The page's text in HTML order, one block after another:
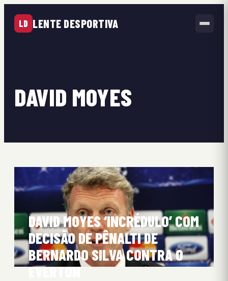
LD LENTE DESPORTIVA
DAVID MOYES
DAVID MOYES ‘INCRÉDULO’ COM
DECISÃO DE PÊNALTI DE
BERNARDO SILVA CONTRA O
EVERTON